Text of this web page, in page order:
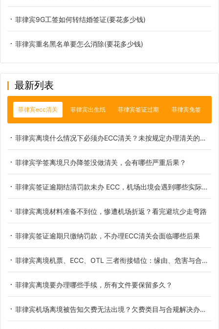
菲律宾9G工签如何转结婚签证(要花多少钱)
菲律宾重名黑名单要怎么消除(要花多少钱)
最新列表
菲律宾ecc清关 菲律宾出生纸 菲律宾签证过期 菲律宾免签
菲律宾离境什么情况下必须办ECC清关？未按规定办理清关的实际后果
菲律宾学签离境只办降签没做清关，会有哪些严重后果？
菲律宾签证逾期结清罚款未办 ECC，机场出境会遇到哪些实际问题
菲律宾离境材料准备不到位，惨遭机场折返？看完避坑少走弯路
菲律宾签证逾期只缴纳罚款，不办理ECC清关会面临哪些后果
菲律宾离境机票、ECC、OTL 三者衔接错位：缘由、危害与合规排布技巧
菲律宾离境要办理哪些手续，所有文件要保留多久？
菲律宾机场离境被告知欠费无法出境？欠费类目与合规解决办法详解